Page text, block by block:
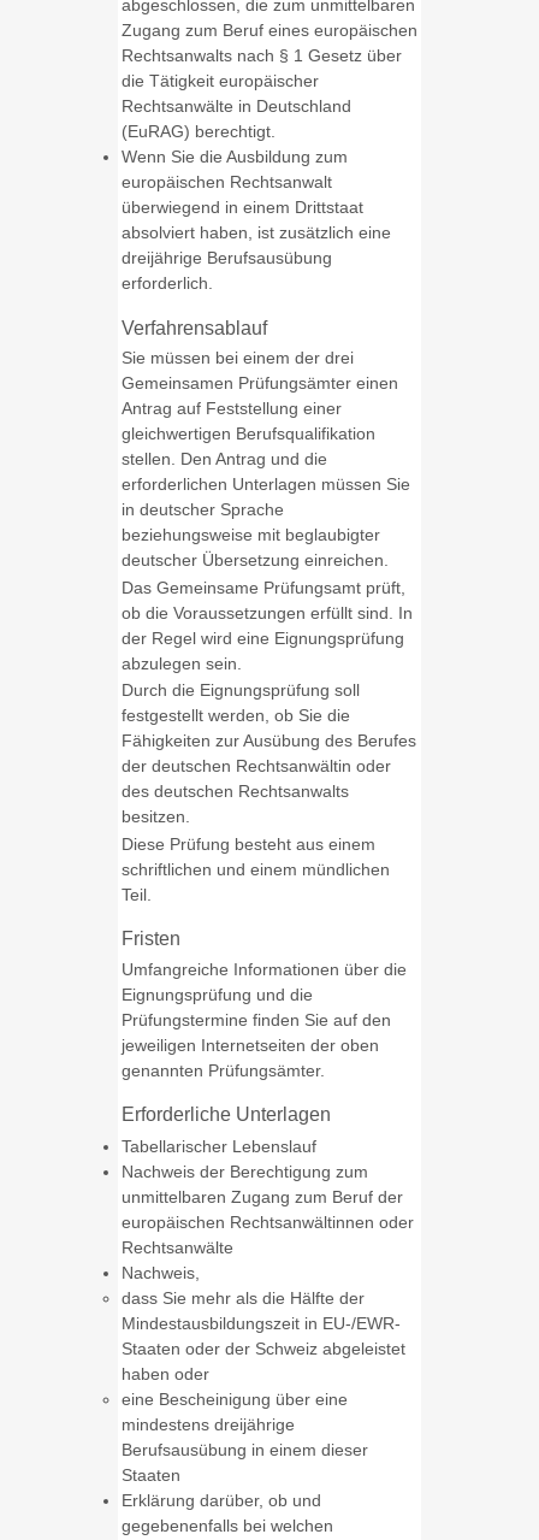
abgeschlossen, die zum unmittelbaren
Zugang zum Beruf eines europäischen
Rechtsanwalts nach § 1 Gesetz über
die Tätigkeit europäischer
Rechtsanwälte in Deutschland
(EuRAG) berechtigt.
Wenn Sie die Ausbildung zum
europäischen Rechtsanwalt
überwiegend in einem Drittstaat
absolviert haben, ist zusätzlich eine
dreijährige Berufsausübung
erforderlich.
Verfahrensablauf
Sie müssen bei einem der drei
Gemeinsamen Prüfungsämter einen
Antrag auf Feststellung einer
gleichwertigen Berufsqualifikation
stellen. Den Antrag und die
erforderlichen Unterlagen müssen Sie
in deutscher Sprache
beziehungsweise mit beglaubigter
deutscher Übersetzung einreichen.
Das Gemeinsame Prüfungsamt prüft,
ob die Voraussetzungen erfüllt sind. In
der Regel wird eine Eignungsprüfung
abzulegen sein.
Durch die Eignungsprüfung soll
festgestellt werden, ob Sie die
Fähigkeiten zur Ausübung des Berufes
der deutschen Rechtsanwältin oder
des deutschen Rechtsanwalts
besitzen.
Diese Prüfung besteht aus einem
schriftlichen und einem mündlichen
Teil.
Fristen
Umfangreiche Informationen über die
Eignungsprüfung und die
Prüfungstermine finden Sie auf den
jeweiligen Internetseiten der oben
genannten Prüfungsämter.
Erforderliche Unterlagen
Tabellarischer Lebenslauf
Nachweis der Berechtigung zum
unmittelbaren Zugang zum Beruf der
europäischen Rechtsanwältinnen oder
Rechtsanwälte
Nachweis,
dass Sie mehr als die Hälfte der
Mindestausbildungszeit in EU-/EWR-
Staaten oder der Schweiz abgeleistet
haben oder
eine Bescheinigung über eine
mindestens dreijährige
Berufsausübung in einem dieser
Staaten
Erklärung darüber, ob und
gegebenenfalls bei welchen